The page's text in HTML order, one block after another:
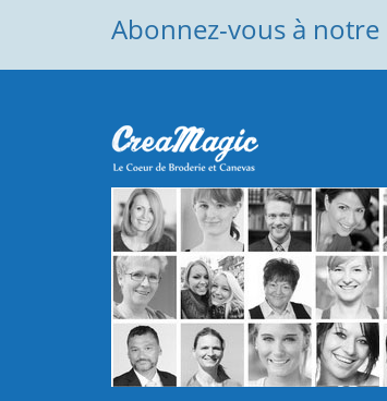
Abonnez-vous à notre